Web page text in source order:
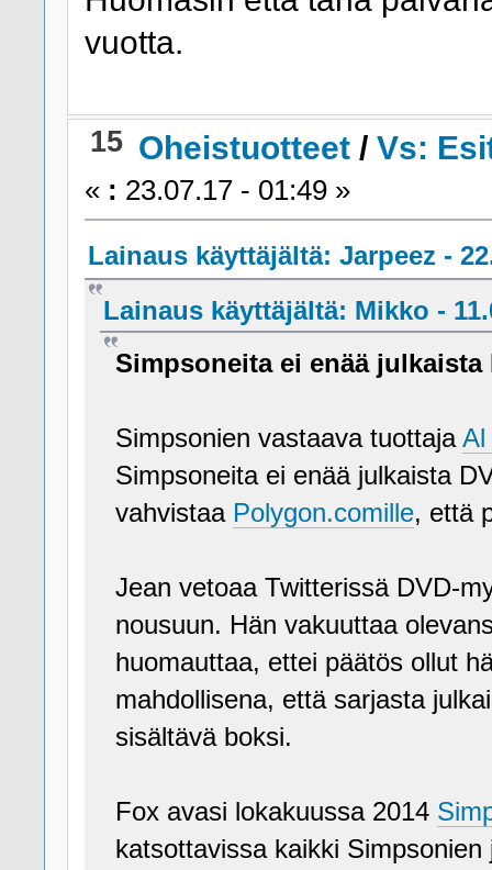
vuotta.
15 Oheistuotteet /Vs:
« : 23.07.17 - 01:49 »
Lainaus käyttäjältä: Jarpeez -
Lainaus käyttäjältä: Mikko -
Simpsoneita ei enää julkaista
Simpsonien vastaava tuottajaAl
Simpsoneita ei enää julkaista
vahvistaa Polygon.comille, että
Jean vetoaa Twitterissä DVD-
nousuun. Hän vakuuttaa
huomauttaa, ettei päätös ollut
mahdollisena, että sarjasta
sisältävä boksi.
Fox avasi lokakuussa 2014
katsottavissa kaikki